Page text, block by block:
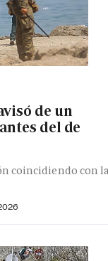
de un
del de
coincidiendo con